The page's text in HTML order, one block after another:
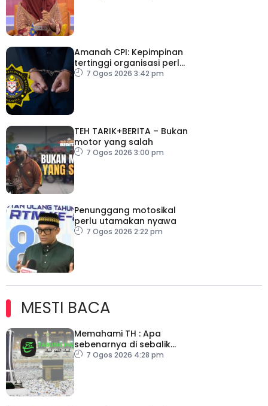
Amanah CPI: Kepimpinan
tertinggi organisasi perlu
pacu reformasi radikal
7 Ogos 2026 3:42 pm
TEH TARIK+BERITA – Bukan
motor yang salah
7 Ogos 2026 3:00 pm
Penunggang motosikal
perlu utamakan nyawa
7 Ogos 2026 2:22 pm
MESTI BACA
Memahami TH : Apa
sebenarnya di sebalik
angka
7 Ogos 2026 4:28 pm